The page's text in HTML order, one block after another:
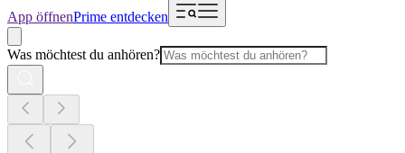
App öffnenPrime entdecken
Was möchtest du anhören?